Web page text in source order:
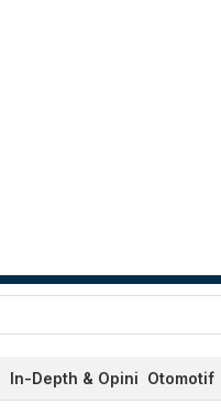
In-Depth & Opini Otomotif